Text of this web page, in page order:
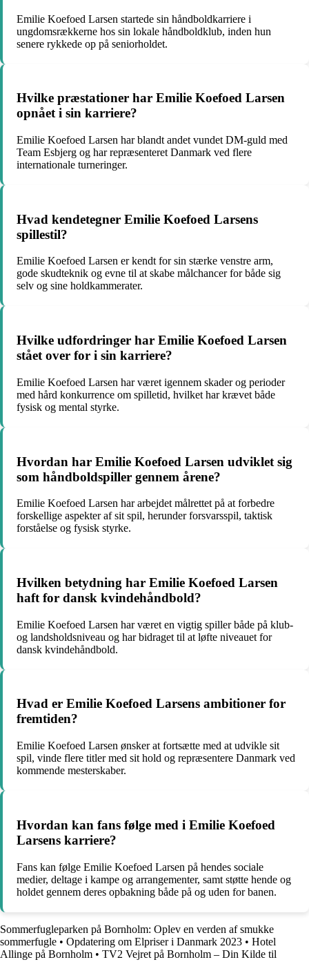
Emilie Koefoed Larsen startede sin håndboldkarriere i
ungdomsrækkerne hos sin lokale håndboldklub, inden hun
senere rykkede op på seniorholdet.
Hvilke præstationer har Emilie Koefoed Larsen
opnået i sin karriere?
Emilie Koefoed Larsen har blandt andet vundet DM-guld med
Team Esbjerg og har repræsenteret Danmark ved flere
internationale turneringer.
Hvad kendetegner Emilie Koefoed Larsens
spillestil?
Emilie Koefoed Larsen er kendt for sin stærke venstre arm,
gode skudteknik og evne til at skabe målchancer for både sig
selv og sine holdkammerater.
Hvilke udfordringer har Emilie Koefoed Larsen
stået over for i sin karriere?
Emilie Koefoed Larsen har været igennem skader og perioder
med hård konkurrence om spilletid, hvilket har krævet både
fysisk og mental styrke.
Hvordan har Emilie Koefoed Larsen udviklet sig
som håndboldspiller gennem årene?
Emilie Koefoed Larsen har arbejdet målrettet på at forbedre
forskellige aspekter af sit spil, herunder forsvarsspil, taktisk
forståelse og fysisk styrke.
Hvilken betydning har Emilie Koefoed Larsen
haft for dansk kvindehåndbold?
Emilie Koefoed Larsen har været en vigtig spiller både på klub-
og landsholdsniveau og har bidraget til at løfte niveauet for
dansk kvindehåndbold.
Hvad er Emilie Koefoed Larsens ambitioner for
fremtiden?
Emilie Koefoed Larsen ønsker at fortsætte med at udvikle sit
spil, vinde flere titler med sit hold og repræsentere Danmark ved
kommende mesterskaber.
Hvordan kan fans følge med i Emilie Koefoed
Larsens karriere?
Fans kan følge Emilie Koefoed Larsen på hendes sociale
medier, deltage i kampe og arrangementer, samt støtte hende og
holdet gennem deres opbakning både på og uden for banen.
Sommerfugleparken på Bornholm: Oplev en verden af smukke
sommerfugle • Opdatering om Elpriser i Danmark 2023 • Hotel
Allinge på Bornholm • TV2 Vejret på Bornholm – Din Kilde til